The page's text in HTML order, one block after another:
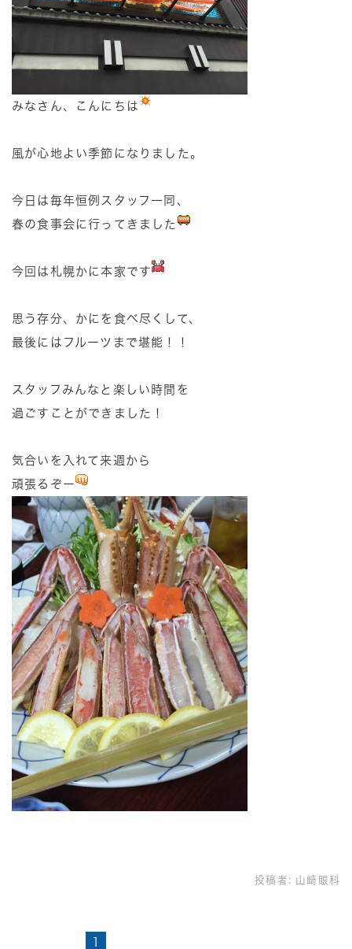
みなさん、こんにちは
風が心地よい季節になりました。
今日は毎年恒例スタッフ一同、
春の食事会に行ってきました
今回は札幌かに本家です
思う存分、かにを食べ尽くして、
最後にはフルーツまで堪能！！
スタッフみんなと楽しい時間を
過ごすことができました！
気合いを入れて来週から
頑張るぞー
投稿者: 山﨑眼科
1